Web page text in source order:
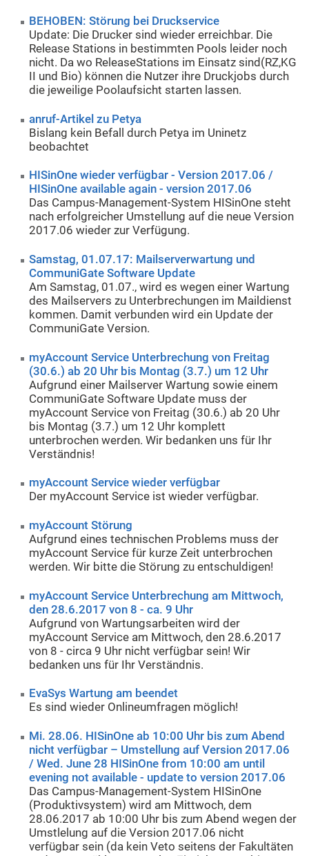
BEHOBEN: Störung bei Druckservice
Update: Die Drucker sind wieder erreichbar. Die
Release Stations in bestimmten Pools leider noch
nicht. Da wo ReleaseStations im Einsatz sind(RZ,KG
II und Bio) können die Nutzer ihre Druckjobs durch
die jeweilige Poolaufsicht starten lassen.
anruf-Artikel zu Petya
Bislang kein Befall durch Petya im Uninetz
beobachtet
HISinOne wieder verfügbar - Version 2017.06 /
HISinOne available again - version 2017.06
Das Campus-Management-System HISinOne steht
nach erfolgreicher Umstellung auf die neue Version
2017.06 wieder zur Verfügung.
Samstag, 01.07.17: Mailserverwartung und
CommuniGate Software Update
Am Samstag, 01.07., wird es wegen einer Wartung
des Mailservers zu Unterbrechungen im Maildienst
kommen. Damit verbunden wird ein Update der
CommuniGate Version.
myAccount Service Unterbrechung von Freitag
(30.6.) ab 20 Uhr bis Montag (3.7.) um 12 Uhr
Aufgrund einer Mailserver Wartung sowie einem
CommuniGate Software Update muss der
myAccount Service von Freitag (30.6.) ab 20 Uhr
bis Montag (3.7.) um 12 Uhr komplett
unterbrochen werden. Wir bedanken uns für Ihr
Verständnis!
myAccount Service wieder verfügbar
Der myAccount Service ist wieder verfügbar.
myAccount Störung
Aufgrund eines technischen Problems muss der
myAccount Service für kurze Zeit unterbrochen
werden. Wir bitte die Störung zu entschuldigen!
myAccount Service Unterbrechung am Mittwoch,
den 28.6.2017 von 8 - ca. 9 Uhr
Aufgrund von Wartungsarbeiten wird der
myAccount Service am Mittwoch, den 28.6.2017
von 8 - circa 9 Uhr nicht verfügbar sein! Wir
bedanken uns für Ihr Verständnis.
EvaSys Wartung am beendet
Es sind wieder Onlineumfragen möglich!
Mi. 28.06. HISinOne ab 10:00 Uhr bis zum Abend
nicht verfügbar – Umstellung auf Version 2017.06
/ Wed. June 28 HISinOne from 10:00 am until
evening not available - update to version 2017.06
Das Campus-Management-System HISinOne
(Produktivsystem) wird am Mittwoch, dem
28.06.2017 ab 10:00 Uhr bis zum Abend wegen der
Umstlelung auf die Version 2017.06 nicht
verfügbar sein (da kein Veto seitens der Fakultäten